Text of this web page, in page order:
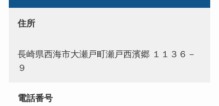
住所
長崎県西海市大瀬戸町瀬戸西濱郷 １１３６－
９
電話番号